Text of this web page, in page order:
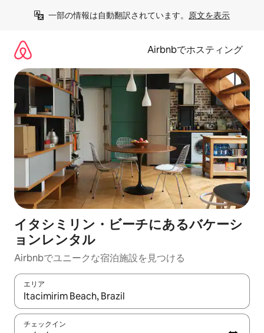
一部の情報は自動翻訳されています。 原文を表示
Airbnbでホスティング
イタシミリン・ビーチにあるバケーシ
ョンレンタル
Airbnbでユニークな宿泊施設を見つける
エリア
検索結果が表示されたら、上下の矢印キーを使って移動するか
チェックイン